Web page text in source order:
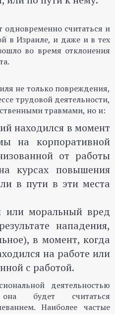
считаться и
в Израиле, и даже и в тех
во время отклонения
не только повреждения,
трудовой деятельности,
травмами, но и:
находился в момент
на корпоративной
от работы
курсах повышения
в пути в эти места
или моральный вред
нападения,
в момент, когда
на работе или
с работой.
деятельностью
будет считаться
Наиболее частые